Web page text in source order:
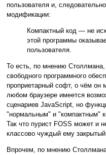
пользователя и,
модификации:
Компактный код — не
этой программы
пользователя.
То есть, по мнению
свободного программного
проприетарный софт, о чём он
любом браузере имеется
сценариев JavaScript, но
"нормальным" и "компактным"
Так что пурист FOSS может и
классово чуждый ему
Впрочем, по мнению